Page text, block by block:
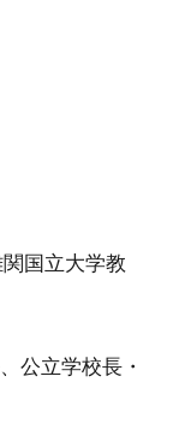
国立大学教
公立学校長・